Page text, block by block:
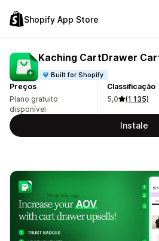
Shopify App Store
Kaching CartDrawer
Built for Shopify
Preços
Plano gratuito
disponível
Classificação
5,0
(1 135)
Instale